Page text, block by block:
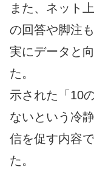
また、ネット
の回答や脚注
実にデータと
た。
示された「10
ないという冷
信を促す内容
た。